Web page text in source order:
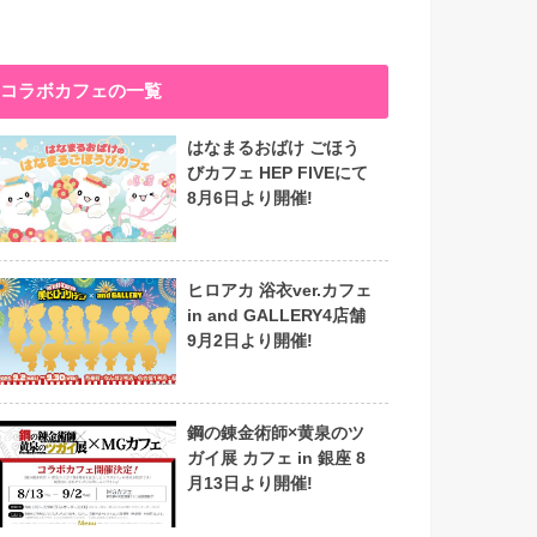
コラボカフェの一覧
はなまるおばけ ごほう
びカフェ HEP FIVEにて
8月6日より開催!
ヒロアカ 浴衣ver.カフェ
in and GALLERY4店舗
9月2日より開催!
鋼の錬金術師×黄泉のツ
ガイ展 カフェ in 銀座 8
月13日より開催!